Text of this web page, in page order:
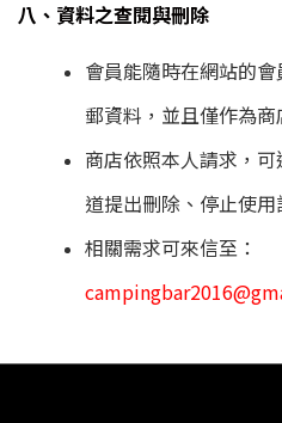
八、資料之查閱與刪除
會員能隨時在網站的
郵資料，並且僅作為
商店依照本人請求，
道提出刪除、停止使
相關需求可來信至：